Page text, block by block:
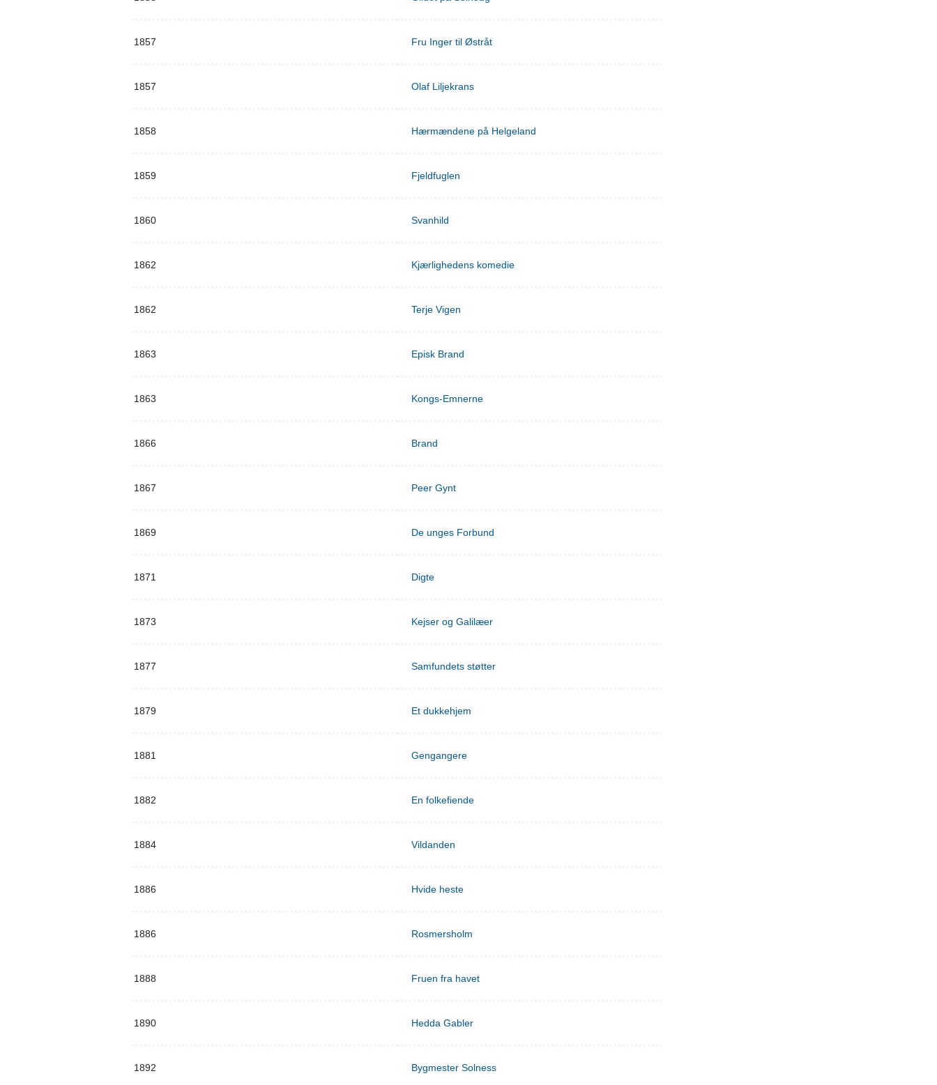
1857 Fru Inger til Østråt
1857 Olaf Liljekrans
1858 Hærmændene på Helgeland
1859 Fjeldfuglen
1860 Svanhild
1862 Kjærlighedens komedie
1862 Terje Vigen
1863 Episk Brand
1863 Kongs-Emnerne
1866 Brand
1867 Peer Gynt
1869 De unges Forbund
1871 Digte
1873 Kejser og Galilæer
1877 Samfundets støtter
1879 Et dukkehjem
1881 Gengangere
1882 En folkefiende
1884 Vildanden
1886 Hvide heste
1886 Rosmersholm
1888 Fruen fra havet
1890 Hedda Gabler
1892 Bygmester Solness